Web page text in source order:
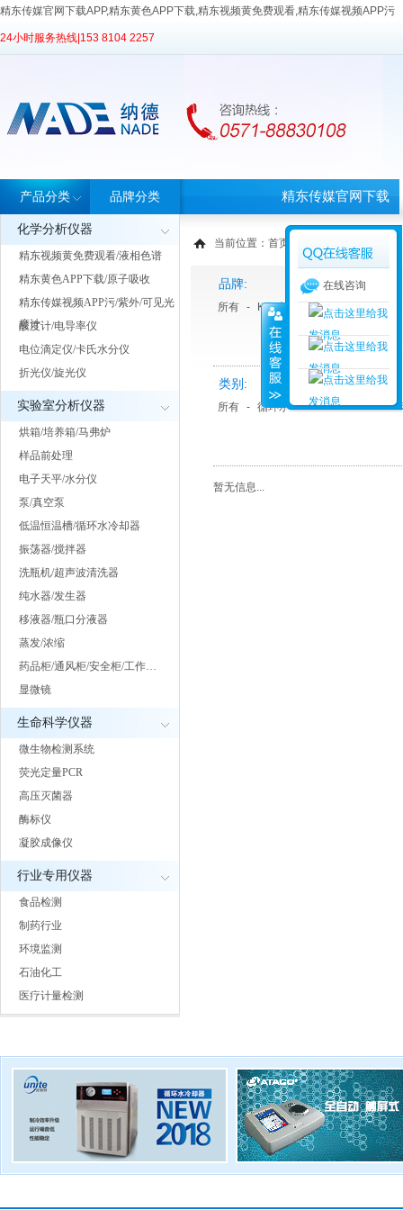
精东传媒官网下载APP,精东黄色APP下载,精东视频黄免费观看,精东传媒视频APP污
24小时服务热线| 153 8104 2257
产品分类
化学分析仪器
精东视频黄免费观看/液相色谱
精东黄色APP下载/原子吸收
精东传媒视频APP污/紫外/可见光
度计
酸度计/电导率仪
电位滴定仪/卡氏水分仪
折光仪/旋光仪
实验室分析仪器
烘箱/培养箱/马弗炉
样品前处理
电子天平/水分仪
泵/真空泵
低温恒温槽/循环水冷却器
振荡器/搅拌器
洗瓶机/超声波清洗器
纯水器/发生器
移液器/瓶口分液器
蒸发/浓缩
药品柜/通风柜/安全柜/工作…
显微镜
生命科学仪器
微生物检测系统
荧光定量PCR
高压灭菌器
酶标仪
凝胶成像仪
行业专用仪器
食品检测
制药行业
环境监测
石油化工
医疗计量检测
品牌分类 精东传媒官网下载
APP首页
当前位置： 首页
品牌:
所有 - KNF凯恩孚
类别:
所有 - 循环水真空泵 - 隔膜泵 -
暂无信息...
在线咨询